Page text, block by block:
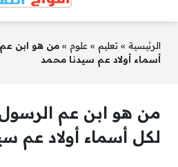
الرئيسية » تعليم » علوم » من هو ابن
أسماء أولاد عم سيدنا محمد
من هو ابن عم
لكل أسماء أولاد عم